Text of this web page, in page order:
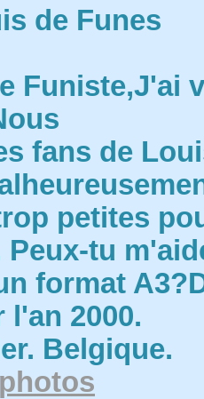
de Funes
Funiste,J'ai
fans de
petites
Peux-tu
format
2000.
Belgique.